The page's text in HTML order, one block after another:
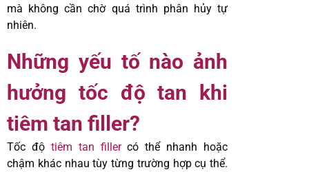
mà không cần chờ quá trình phân hủy tự
nhiên.
Những yếu tố nào ảnh
hưởng tốc độ tan khi
tiêm tan filler?
Tốc độ tiêm tan fillercó thể nhanh hoặc
chậm khác nhau tùy từng trường hợp cụ thể.